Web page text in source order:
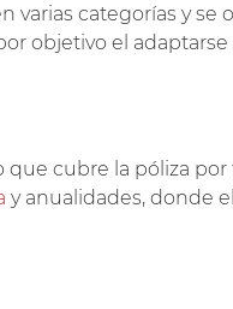
varias categorías y
objetivo el
cubre la póliza
y anualidades, donde